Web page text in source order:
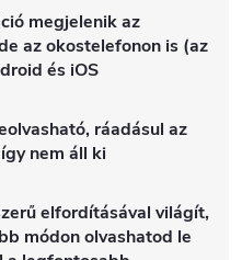
megjelenik az
az okostelefonon is (az
és iOS
ráadásul az
nem áll ki
elfordításával világít,
módon olvashatod le